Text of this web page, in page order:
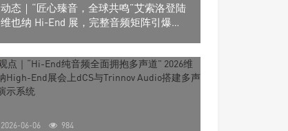
动态｜“匠心臻音，全球共鸣”艾索洛登陆
维也纳 Hi-End 展，完整音频矩阵引爆关
2026-06-06 984